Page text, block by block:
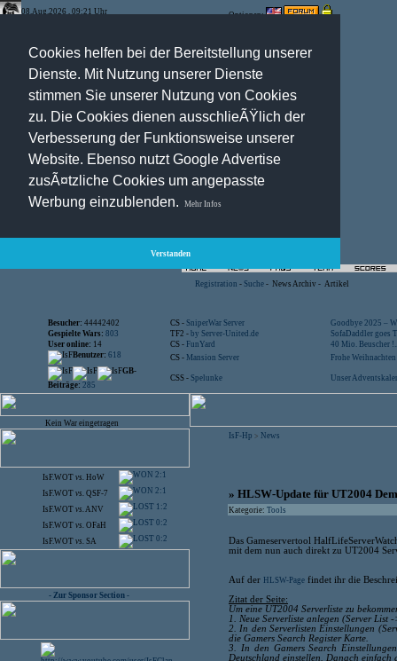
Cookies helfen bei der Bereitstellung unserer
Dienste. Mit Nutzung unserer Dienste
stimmen Sie unserer Nutzung von Cookies
zu. Die Cookies dienen ausschlieÃŸlich der
Verbesserung der Funktionsweise unserer
Website. Ebenso nutzt Google Advertise
zusÃ¤tzliche Cookies um angepasste
Werbung einzublenden.
Mehr Infos
Verstanden
08.Aug.2026 , 09:21 Uhr Optionen:
Registration - Suche - News Archiv - Artikel
Besucher: 44442402 CS - SniperWar Server
Goodbye 2025 –
Gespielte Wars: 803 TF2 - by Server-United.de
SofaDaddler goes
User online: 14 CS - FunYard
40 Mio. Beuscher
Benutzer: 618 CS - Mansion Server
Frohe
GB-
Beiträge: 285
CSS - Spelunke Unser
Kein War eingetragen
IsF.WOT vs. HoW 2:1
IsF.WOT vs. QSF-7 2:1
IsF.WOT vs.ANV 1:2
IsF.WOT vs. OFaH 0:2
IsF.WOT vs. SA 0:2
- Zur Sponsor Section -
IsF-Hp > News
» HLSW-Update für UT2004
Kategorie: Tools
Das Gameservertool
mit dem nun auch direkt zu UT2004
Auf der HLSW-Page findet ihr die
Zitat der Seite:
Um eine UT2004 Serverliste zu
1. Neue Serverliste anlegen (Server
2. In den Serverlisten Einstellungen
die Gamers Search Register Karte.
3. In den Gamers Search
Deutschland einstellen. Danach einfach